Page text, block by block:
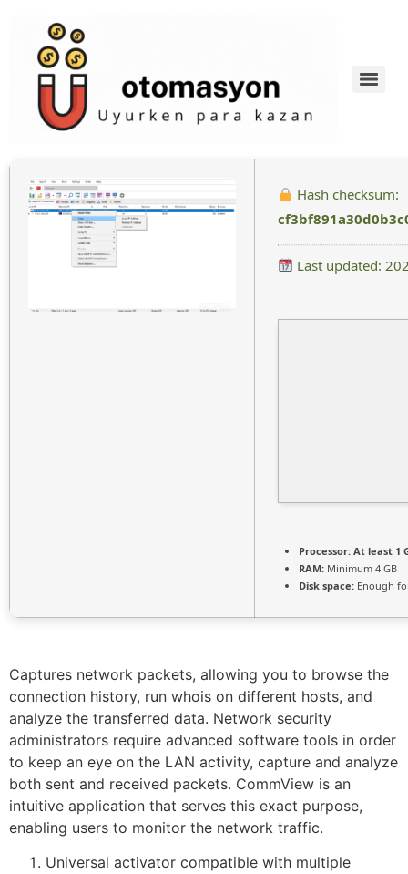
Hash checksum:
Last updated:
Processor: At least 1
RAM: Minimum 4 GB
Disk space: Enough
Captures network packets, allowing you to browse the
connection history, run whois on different hosts, and
analyze the transferred data. Network security
administrators require advanced software tools in order
to keep an eye on the LAN activity, capture and analyze
both sent and received packets. CommView is an
intuitive application that serves this exact purpose,
enabling users to monitor the network traffic.
Universal activator compatible with multiple